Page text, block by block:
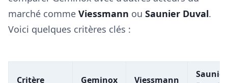
marché comme Viessmann ou Saunier Duval.
Voici quelques critères clés :
Critère Geminox Viessmann
Saunier